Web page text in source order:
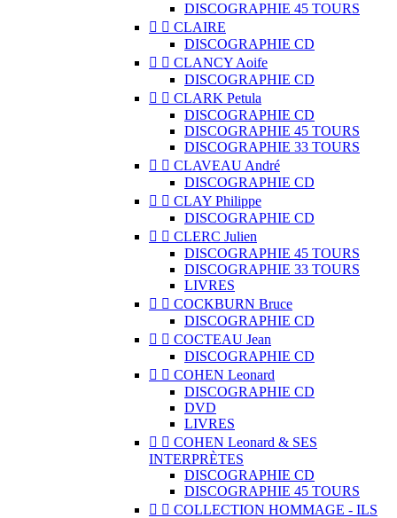
DISCOGRAPHIE 45 TOURS
  CLAIRE
DISCOGRAPHIE CD
  CLANCY Aoife
DISCOGRAPHIE CD
  CLARK Petula
DISCOGRAPHIE CD
DISCOGRAPHIE 45 TOURS
DISCOGRAPHIE 33 TOURS
  CLAVEAU André
DISCOGRAPHIE CD
  CLAY Philippe
DISCOGRAPHIE CD
  CLERC Julien
DISCOGRAPHIE 45 TOURS
DISCOGRAPHIE 33 TOURS
LIVRES
  COCKBURN Bruce
DISCOGRAPHIE CD
  COCTEAU Jean
DISCOGRAPHIE CD
  COHEN Leonard
DISCOGRAPHIE CD
DVD
LIVRES
  COHEN Leonard & SES
INTERPRÈTES
DISCOGRAPHIE CD
DISCOGRAPHIE 45 TOURS
  COLLECTION HOMMAGE - ILS